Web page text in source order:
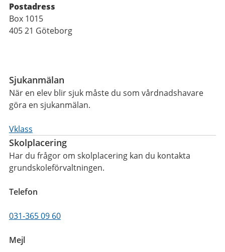
Postadress
Box 1015
405 21 Göteborg
Sjukanmälan
När en elev blir sjuk måste du som vårdnadshavare
göra en sjukanmälan.
Vklass
Skolplacering
Har du frågor om skolplacering kan du kontakta
grundskoleförvaltningen.
Telefon
031-365 09 60
Mejl